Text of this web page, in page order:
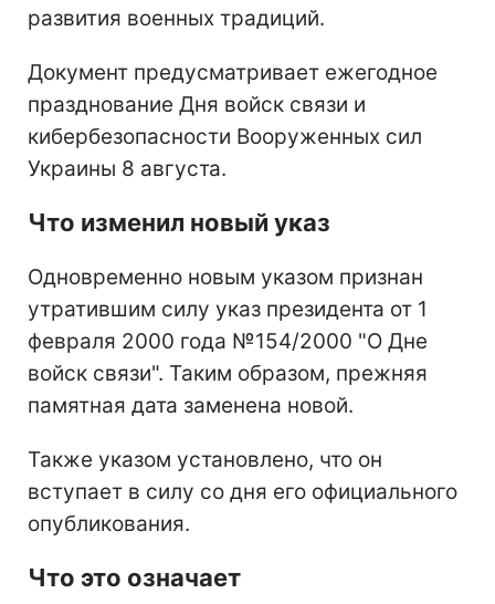
развития военных традиций.
Документ предусматривает ежегодное
празднование Дня войск связи и
кибербезопасности Вооруженных сил
Украины 8 августа.
Что изменил новый указ
Одновременно новым указом признан
утратившим силу указ президента от 1
февраля 2000 года №154/2000 "О Дне
войск связи". Таким образом, прежняя
памятная дата заменена новой.
Также указом установлено, что он
вступает в силу со дня его официального
опубликования.
Что это означает